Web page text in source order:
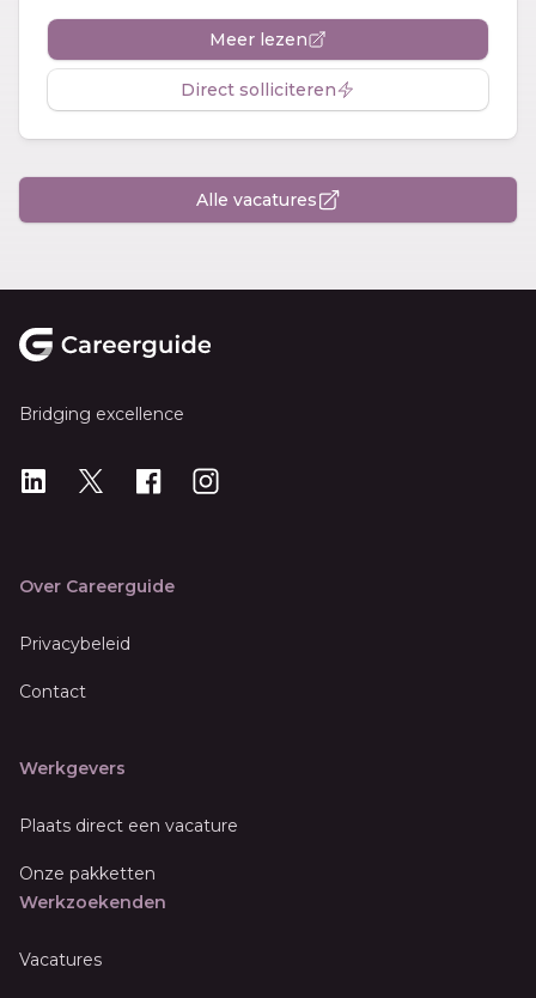
Meer lezen
Direct solliciteren
Alle vacatures
Bridging excellence
LinkedIn
X Instagram
Over Careerguide
Privacybeleid
Contact
Werkgevers
Plaats direct een vacature
Onze pakketten
Werkzoekenden
Vacatures